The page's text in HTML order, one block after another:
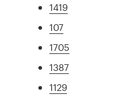
1419
107
1705
1387
1129